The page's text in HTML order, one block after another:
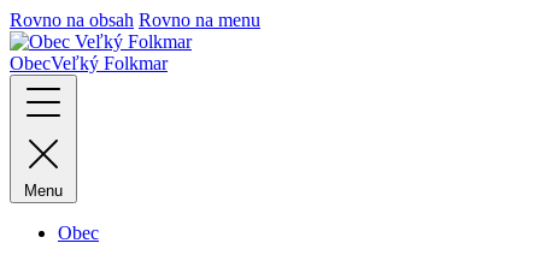
Rovno na obsah Rovno na menu
ObecVeľký Folkmar
Menu
Obec